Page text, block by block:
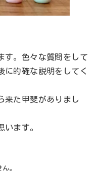
す。色々な質問をして
に的確な説明をしてく
来た甲斐がありまし
います。
。